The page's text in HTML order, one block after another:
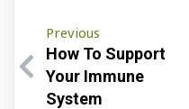
Previous
How To Support
Your Immune
System